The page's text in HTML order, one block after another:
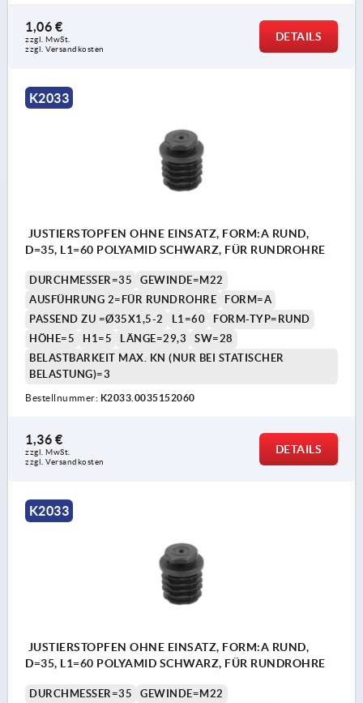
1,06 €
zzgl. MwSt.
zzgl. Versandkosten
DETAILS
K2033
JUSTIERSTOPFEN OHNE EINSATZ, FORM:A RUND,
D=35, L1=60 POLYAMID SCHWARZ, FÜR RUNDROHRE
DURCHMESSER=35
GEWINDE=M22
AUSFÜHRUNG 2=FÜR RUNDROHRE
FORM=A
PASSEND ZU =Ø35X1,5-2
L1=60
FORM-TYP=RUND
HÖHE=5
H1=5 LÄNGE=29,3
SW=28
BELASTBARKEIT MAX. KN (NUR BEI STATISCHER
BELASTUNG)=3
Bestellnummer: K2033.0035152060
1,36 €
zzgl. MwSt.
zzgl. Versandkosten
DETAILS
K2033
JUSTIERSTOPFEN OHNE EINSATZ, FORM:A RUND,
D=35, L1=60 POLYAMID SCHWARZ, FÜR RUNDROHRE
DURCHMESSER=35
GEWINDE=M22